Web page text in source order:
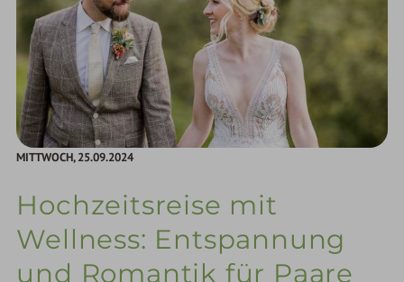
MITTWOCH,25.09.2024
Hochzeitsreise mit
Wellness: Entspannung
und Romantik für Paare